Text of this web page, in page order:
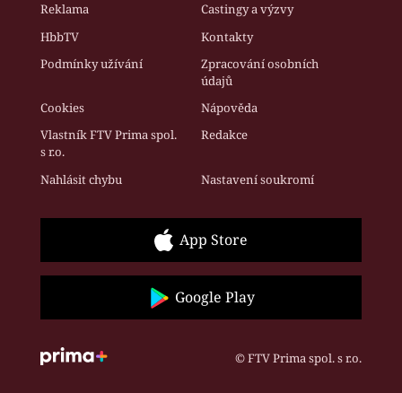
Reklama
Castingy a výzvy
HbbTV
Kontakty
Podmínky užívání
Zpracování osobních
údajů
Cookies
Nápověda
Vlastník FTV Prima spol.
s r.o.
Redakce
Nahlásit chybu Nastavení soukromí
App Store
Google Play
© FTV Prima spol. s r.o.